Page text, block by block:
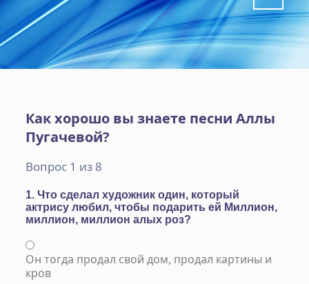
Как хорошо вы знаете песни Аллы
Пугачевой?
Вопрос 1 из 8
1. Что сделал художник один, который
актрису любил, чтобы подарить ей Миллион,
миллион, миллион алых роз?
Он тогда продал свой дом, продал картины и
кров